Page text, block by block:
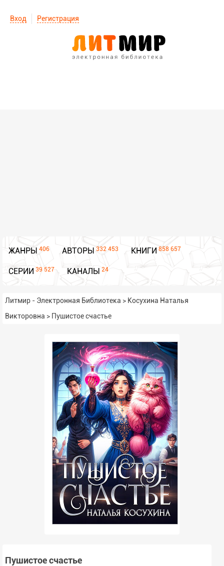
Вход Регистрация
ЖАНРЫ 406 АВТОРЫ 332 453 КНИГИ 858 657
СЕРИИ 39 527 КАНАЛЫ 24
Литмир - Электронная Библиотека > Косухина Наталья
Викторовна > Пушистое счастье
Пушистое счастье